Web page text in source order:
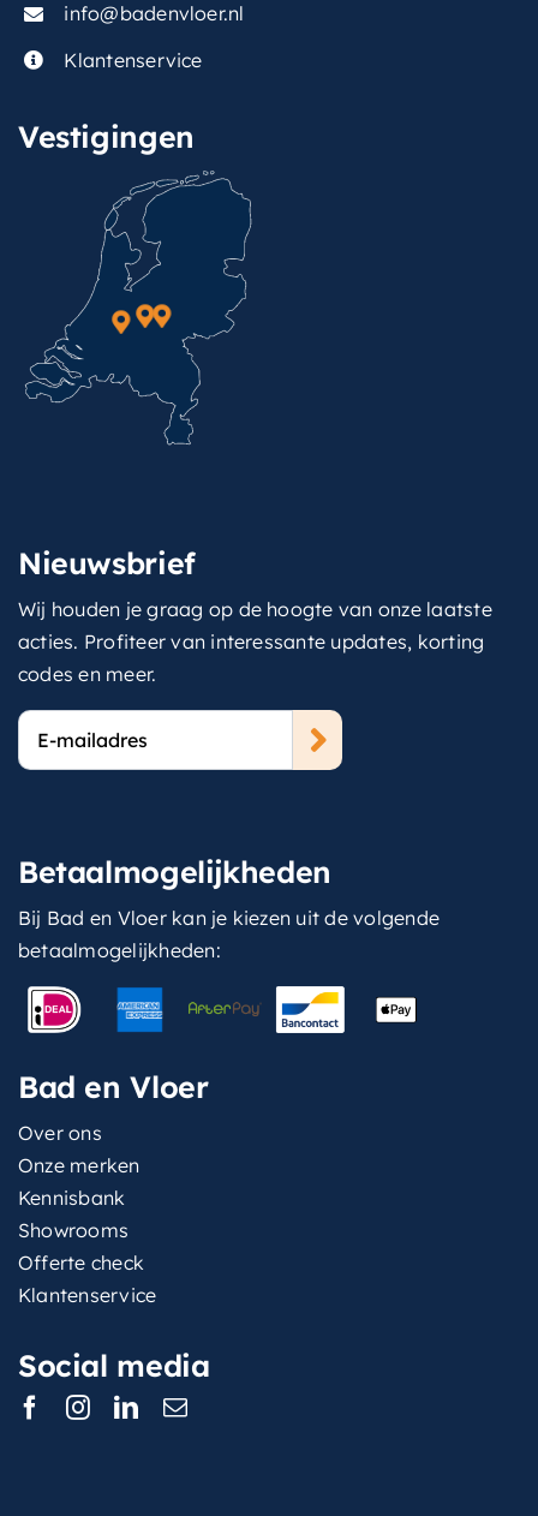
info@badenvloer.nl
Klantenservice
Vestigingen
Nieuwsbrief
Wij houden je graag op de hoogte van onze laatste
acties. Profiteer van interessante updates, korting
codes en meer.
E-
mailadres
Betaalmogelijkheden
Bij Bad en Vloer kan je kiezen uit de volgende
betaalmogelijkheden:
Bad en Vloer
Over ons
Onze merken
Kennisbank
Showrooms
Offerte check
Klantenservice
Social media